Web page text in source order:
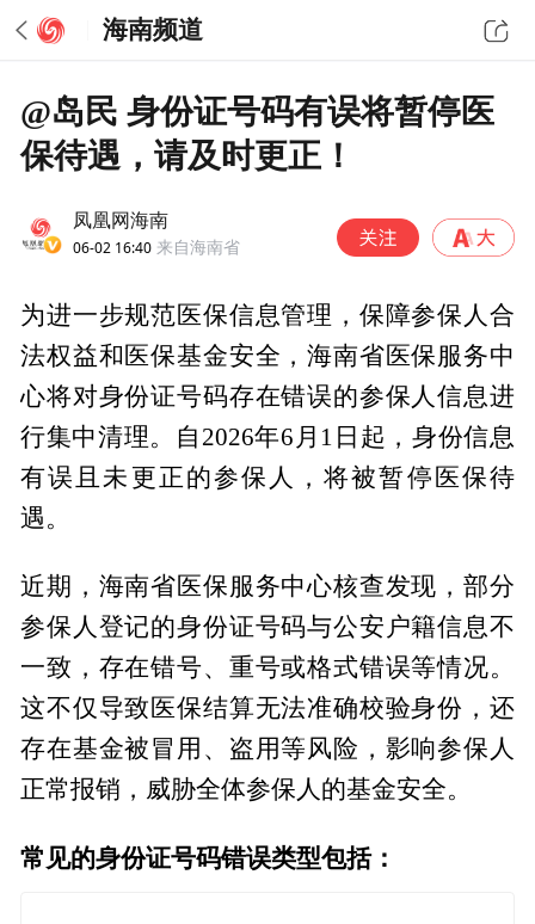
海南频道
@岛民 身份证号码有误将暂停医
保待遇，请及时更正！
凤凰网海南
06-02 16:40 来自海南省
为进一步规范医保信息管理，保障参保人合
法权益和医保基金安全，海南省医保服务中
心将对身份证号码存在错误的参保人信息进
行集中清理。自2026年6月1日起，身份信息
有误且未更正的参保人，将被暂停医保待
遇。
近期，海南省医保服务中心核查发现，部分
参保人登记的身份证号码与公安户籍信息不
一致，存在错号、重号或格式错误等情况。
这不仅导致医保结算无法准确校验身份，还
存在基金被冒用、盗用等风险，影响参保人
正常报销，威胁全体参保人的基金安全。
常见的身份证号码错误类型包括：